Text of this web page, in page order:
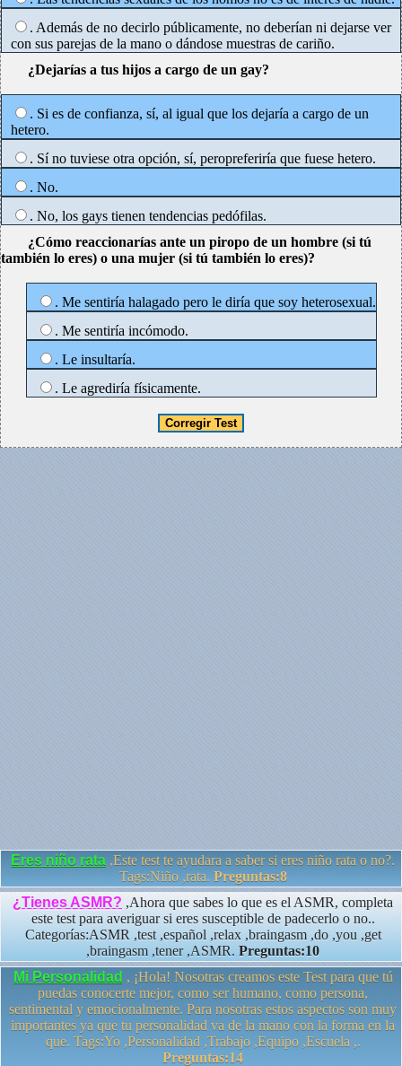
. Además de no decirlo públicamente, no deberían ni dejarse ver
con sus parejas de la mano o dándose muestras de cariño.
¿Dejarías a tus hijos a cargo de un gay?
. Si es de confianza, sí, al igual que los dejaría a cargo de un
hetero.
. Sí no tuviese otra opción, sí, peropreferiría que fuese hetero.
. No.
. No, los gays tienen tendencias pedófilas.
¿Cómo reaccionarías ante un piropo de un hombre (si tú
también lo eres) o una mujer (si tú también lo eres)?
. Me sentiría halagado pero le diría que soy heterosexual.
. Me sentiría incómodo.
. Le insultaría.
. Le agrediría físicamente.
Eres niño rata ,Este test te ayudara a saber si eres niño rata o no?.
Tags:Niño ,rata. Preguntas:8
¿Tienes ASMR? ,Ahora que sabes lo que es el ASMR, completa
este test para averiguar si eres susceptible de padecerlo o no..
Categorías:ASMR ,test ,español ,relax ,braingasm ,do ,you ,get
,braingasm ,tener ,ASMR. Preguntas:10
Mi Personalidad , ¡Hola! Nosotras creamos este Test para que tú
puedas conocerte mejor, como ser humano, como persona,
sentimental y emocionalmente. Para nosotras estos aspectos son muy
importantes ya que tu personalidad va de la mano con la forma en la
que. Tags:Yo ,Personalidad ,Trabajo ,Equipo ,Escuela ,.
Preguntas:14